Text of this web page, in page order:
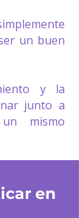
un buen
y la
junto a
mismo
en